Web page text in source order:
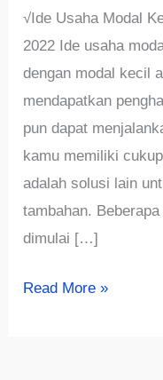
√Ide Usaha Modal
2022 Ide usaha
dengan modal kecil
mendapatkan
pun dapat
kamu memiliki
adalah solusi lain
tambahan.
dimulai […]
√Ide
Read More »